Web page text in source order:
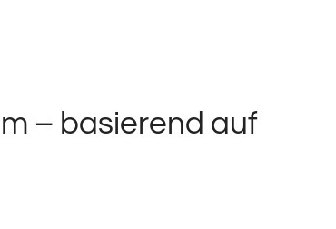
– basierend auf